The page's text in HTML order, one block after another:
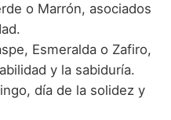
o Marrón, asociados
Esmeralda o Zafiro,
y la sabiduría.
día de la solidez y